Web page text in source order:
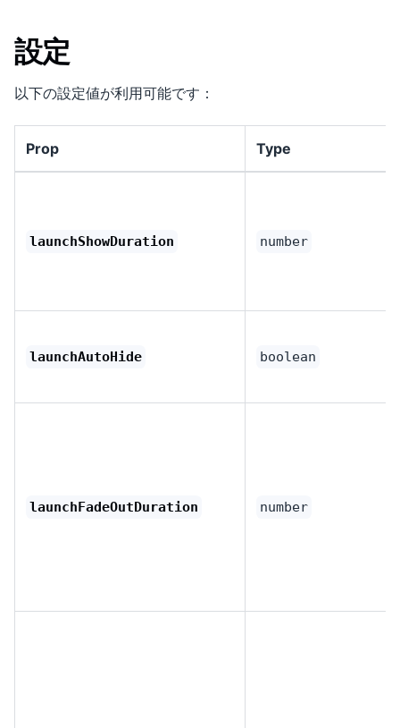
設定
以下の設定値が利用可能です：
Prop Type
launchShowDuration number
launchAutoHide boolean
launchFadeOutDuration number